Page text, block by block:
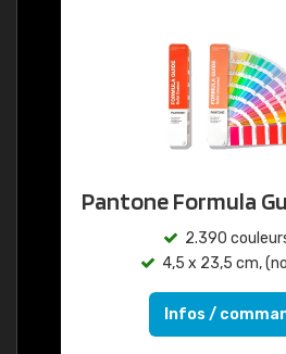
Pantone Formula
2.390
4,5 x 23,5 cm,
Infos /